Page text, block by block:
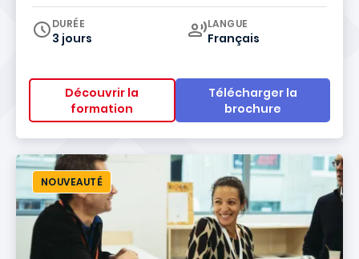
DURÉE
3 jours
Curriculum
LANGUE
Français
Découvrir la
formation
Télécharger la
brochure
NOUVEAUTÉ